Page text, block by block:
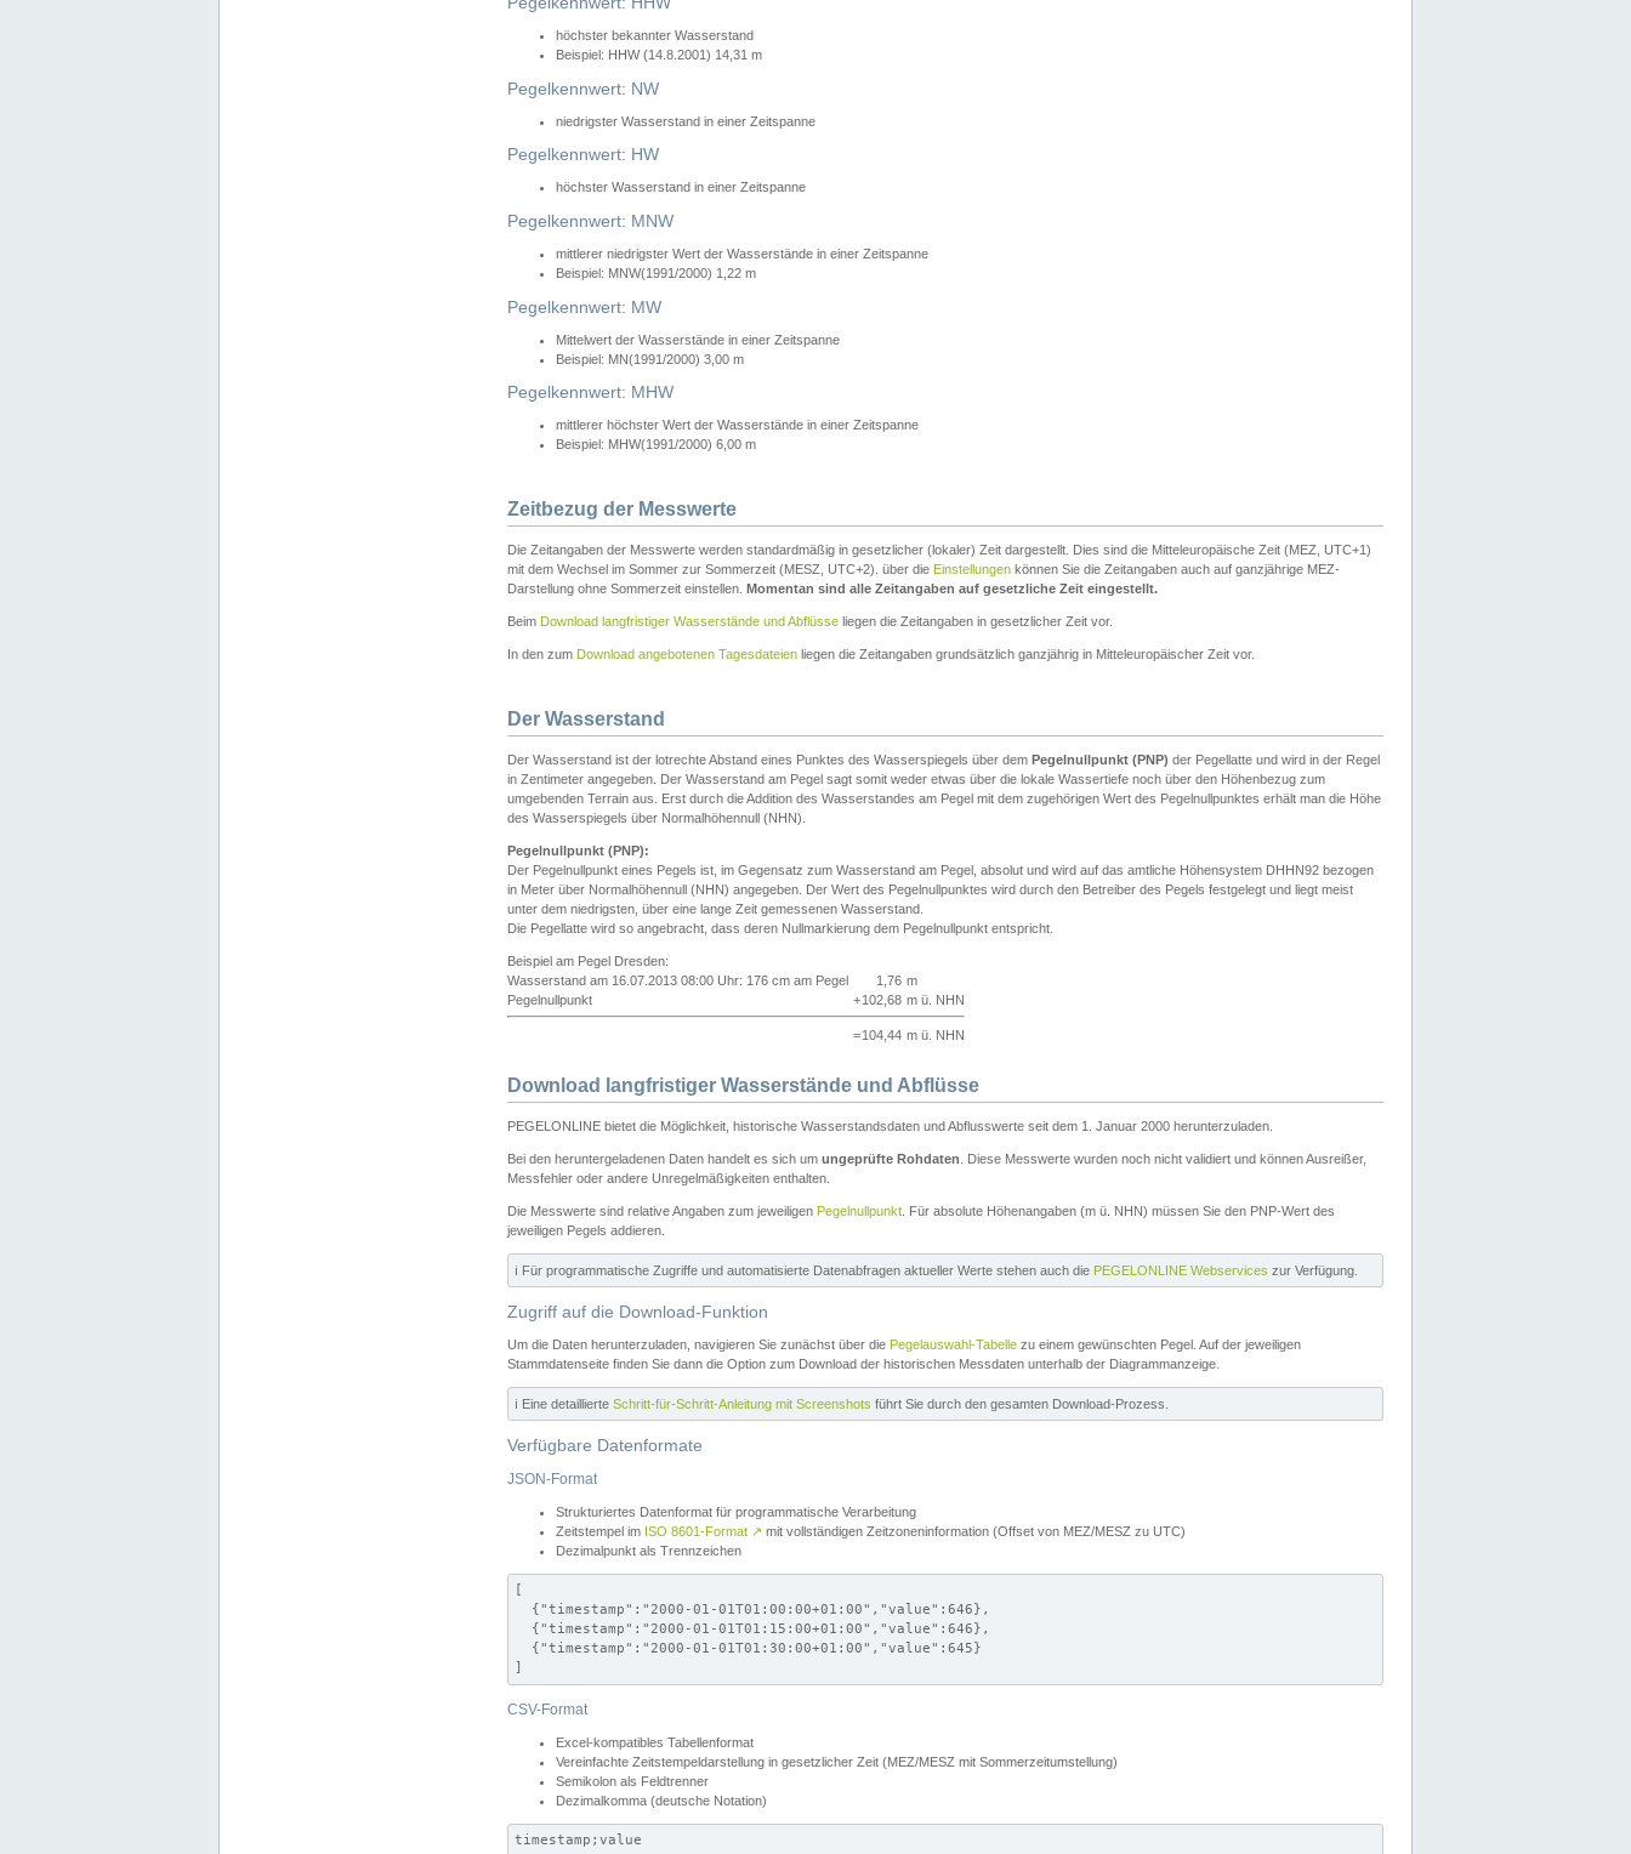
höchster bekannter Wasserstand
Beispiel: HHW (14.8.2001) 14,31 m
Pegelkennwert: NW
niedrigster Wasserstand in einer Zeitspanne
Pegelkennwert: HW
höchster Wasserstand in einer Zeitspanne
Pegelkennwert: MNW
mittlerer niedrigster Wert der Wasserstände in einer Zeitspanne
Beispiel: MNW(1991/2000) 1,22 m
Pegelkennwert: MW
Mittelwert der Wasserstände in einer Zeitspanne
Beispiel: MN(1991/2000) 3,00 m
Pegelkennwert: MHW
mittlerer höchster Wert der Wasserstände in einer Zeitspanne
Beispiel: MHW(1991/2000) 6,00 m
Zeitbezug der Messwerte
Die Zeitangaben der Messwerte werden standardmäßig in gesetzlicher (lokaler) Zeit dargestellt. Dies sind die Mitteleuropäische Zeit (MEZ, UTC+1)
mit dem Wechsel im Sommer zur Sommerzeit (MESZ, UTC+2). über die Einstellungen können Sie die Zeitangaben auch auf ganzjährige MEZ-
Darstellung ohne Sommerzeit einstellen. Momentan sind alle Zeitangaben auf gesetzliche Zeit eingestellt.
Beim Download langfristiger Wasserstände und Abflüsse liegen die Zeitangaben in gesetzlicher Zeit vor.
In den zum Download angebotenen Tagesdateien liegen die Zeitangaben grundsätzlich ganzjährig in Mitteleuropäischer Zeit vor.
Der Wasserstand
Der Wasserstand ist der lotrechte Abstand eines Punktes des Wasserspiegels über dem Pegelnullpunkt (PNP) der Pegellatte und wird in der Regel
in Zentimeter angegeben. Der Wasserstand am Pegel sagt somit weder etwas über die lokale Wassertiefe noch über den Höhenbezug zum
umgebenden Terrain aus. Erst durch die Addition des Wasserstandes am Pegel mit dem zugehörigen Wert des Pegelnullpunktes erhält man die Höhe
des Wasserspiegels über Normalhöhennull (NHN).
Pegelnullpunkt (PNP):
Der Pegelnullpunkt eines Pegels ist, im Gegensatz zum Wasserstand am Pegel, absolut und wird auf das amtliche Höhensystem DHHN92 bezogen
in Meter über Normalhöhennull (NHN) angegeben. Der Wert des Pegelnullpunktes wird durch den Betreiber des Pegels festgelegt und liegt meist
unter dem niedrigsten, über eine lange Zeit gemessenen Wasserstand.
Die Pegellatte wird so angebracht, dass deren Nullmarkierung dem Pegelnullpunkt entspricht.
Beispiel am Pegel Dresden:
Wasserstand am 16.07.2013 08:00 Uhr: 176 cm am Pegel
1,76 m
Pegelnullpunkt
+102,68 m ü. NHN
=104,44 m ü. NHN
Download langfristiger Wasserstände und Abflüsse
PEGELONLINE bietet die Möglichkeit, historische Wasserstandsdaten und Abflusswerte seit dem 1. Januar 2000 herunterzuladen.
Bei den heruntergeladenen Daten handelt es sich um ungeprüfte Rohdaten . Diese Messwerte wurden noch nicht validiert und können Ausreißer,
Messfehler oder andere Unregelmäßigkeiten enthalten.
Die Messwerte sind relative Angaben zum jeweiligen Pegelnullpunkt . Für absolute Höhenangaben (m ü. NHN) müssen Sie den PNP-Wert des
jeweiligen Pegels addieren.
ℹ️ Für programmatische Zugriffe und automatisierte Datenabfragen aktueller Werte stehen auch die PEGELONLINE Webservices zur Verfügung.
Zugriff auf die Download-Funktion
Um die Daten herunterzuladen, navigieren Sie zunächst über die Pegelauswahl-Tabelle zu einem gewünschten Pegel. Auf der jeweiligen
Stammdatenseite finden Sie dann die Option zum Download der historischen Messdaten unterhalb der Diagrammanzeige.
ℹ️ Eine detaillierte Schritt-für-Schritt-Anleitung mit Screenshots führt Sie durch den gesamten Download-Prozess.
Verfügbare Datenformate
JSON-Format
Strukturiertes Datenformat für programmatische Verarbeitung
Zeitstempel im ISO 8601-Format ↗ mit vollständigen Zeitzoneninformation (Offset von MEZ/MESZ zu UTC)
Dezimalpunkt als Trennzeichen
[
  {"timestamp":"2000-01-01T01:00:00+01:00","value":646},
  {"timestamp":"2000-01-01T01:15:00+01:00","value":646},
  {"timestamp":"2000-01-01T01:30:00+01:00","value":645}
]
CSV-Format
Excel-kompatibles Tabellenformat
Vereinfachte Zeitstempeldarstellung in gesetzlicher Zeit (MEZ/MESZ mit Sommerzeitumstellung)
Semikolon als Feldtrenner
Dezimalkomma (deutsche Notation)
timestamp;value